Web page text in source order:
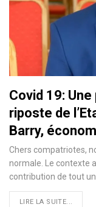
Covid 19:
riposte de
Barry,
Chers compatriotes,
normale. Le contexte
contribution de tout
LIRE LA SUITE...